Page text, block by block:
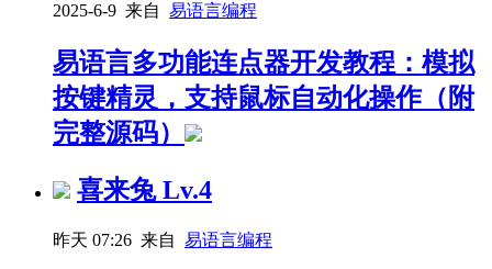
2025-6-9 来自 易语言编程
易语言多功能连点器开发教程：模拟
按键精灵，支持鼠标自动化操作（附
完整源码）
喜来兔Lv.4
昨天 07:26 来自 易语言编程